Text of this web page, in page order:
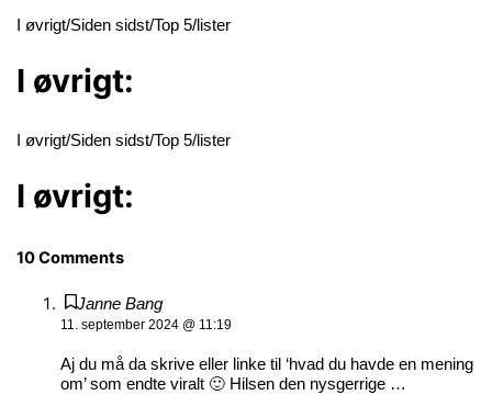
I øvrigt/Siden sidst/Top 5/lister
I øvrigt:
I øvrigt/Siden sidst/Top 5/lister
I øvrigt:
10 Comments
Janne Bang
11. september 2024 @ 11:19
Aj du må da skrive eller linke til ‘hvad du havde en mening
om’ som endte viralt 🙂 Hilsen den nysgerrige …